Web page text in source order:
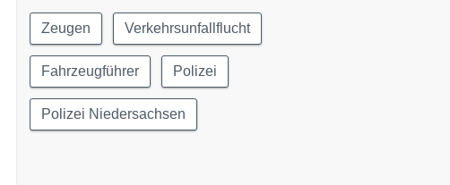
Zeugen Verkehrsunfallflucht
Fahrzeugführer Polizei
Polizei Niedersachsen